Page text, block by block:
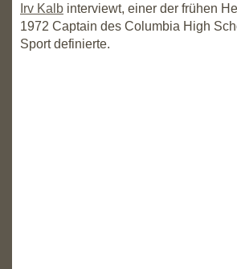
Irv Kalb interviewt, einer der frühen
1972 Captain des Columbia High
Sport definierte.